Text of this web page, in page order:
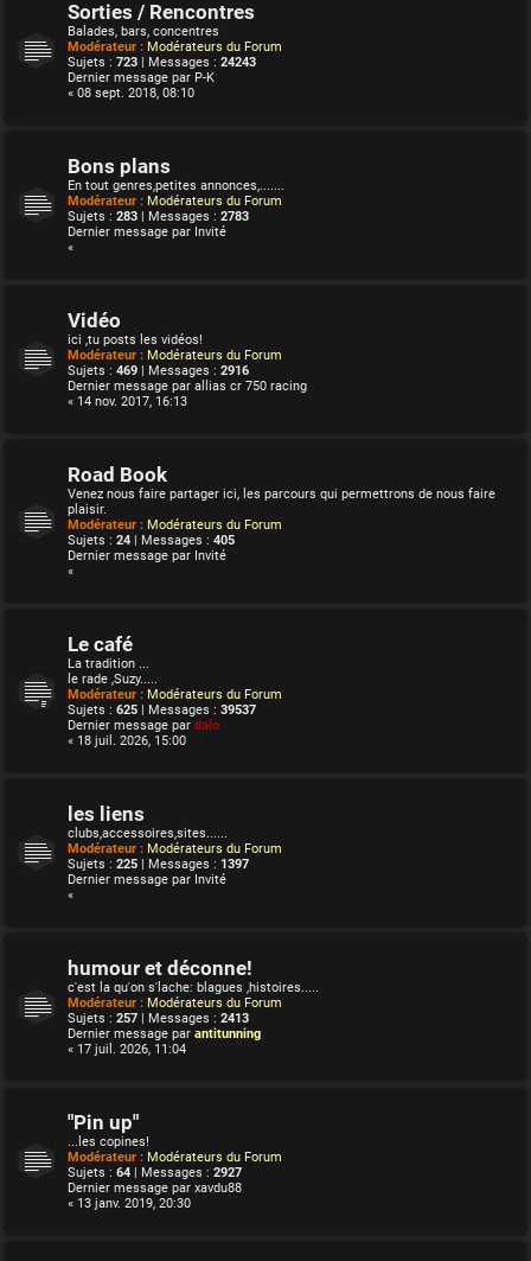
Sorties / Rencontres
Balades, bars, concentres
Modérateur : Modérateurs du Forum
Sujets : 723 | Messages : 24243
Dernier message par P-K
« 08 sept. 2018, 08:10
Bons plans
En tout genres,petites annonces,.......
Modérateur : Modérateurs du Forum
Sujets : 283 | Messages : 2783
Dernier message par Invité
«
Vidéo
ici ,tu posts les vidéos!
Modérateur : Modérateurs du Forum
Sujets : 469 | Messages : 2916
Dernier message par allias cr 750 racing
« 14 nov. 2017, 16:13
Road Book
Venez nous faire partager ici, les parcours qui permettrons de nous faire
plaisir.
Modérateur : Modérateurs du Forum
Sujets : 24 | Messages : 405
Dernier message par Invité
«
Le café
La tradition ...
le rade ,Suzy.....
Modérateur : Modérateurs du Forum
Sujets : 625 | Messages : 39537
Dernier message par dalo
« 18 juil. 2026, 15:00
les liens
clubs,accessoires,sites......
Modérateur : Modérateurs du Forum
Sujets : 225 | Messages : 1397
Dernier message par Invité
«
humour et déconne!
c'est la qu'on s'lache: blagues ,histoires.....
Modérateur : Modérateurs du Forum
Sujets : 257 | Messages : 2413
Dernier message par antitunning
« 17 juil. 2026, 11:04
"Pin up"
...les copines!
Modérateur : Modérateurs du Forum
Sujets : 64 | Messages : 2927
Dernier message par xavdu88
« 13 janv. 2019, 20:30